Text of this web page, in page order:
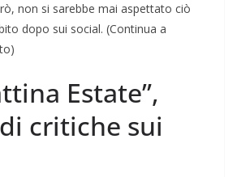
non si sarebbe mai aspettato ciò
dopo sui social. (Continua a
Estate”,
critiche sui